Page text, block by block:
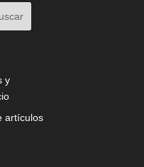
y
artículos